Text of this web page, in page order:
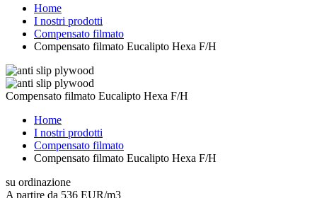
Home
I nostri prodotti
Compensato filmato
Compensato filmato Eucalipto Hexa F/H
Compensato filmato Eucalipto Hexa F/H
Home
I nostri prodotti
Compensato filmato
Compensato filmato Eucalipto Hexa F/H
su ordinazione
A partire da 536 EUR/m3